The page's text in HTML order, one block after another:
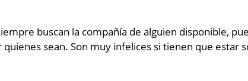
buscan la compañía de alguien disponible,
sean. Son muy infelices si tienen que estar